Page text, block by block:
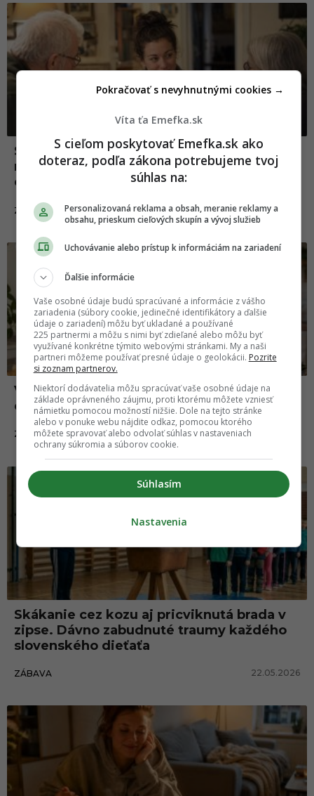
Situácie, pri ktorých sa z návštevy u
rodičov stane malý psychologický
experiment
ZÁBAVA 29.05.2026
Veci, ktoré sme si ako deti mysleli o
dospelosti a realita bola úplne inde
ZÁBAVA
Skákanie cez kozu aj pricviknutá brada v
zipse. Dávno zabudnuté traumy každého
slovenského dieťaťa
ZÁBAVA 22.05.2026
Víta ťa Emefka.sk
S cieľom poskytovať Emefka.sk ako
doteraz, podľa zákona potrebujeme tvoj
súhlas na:
Personalizovaná reklama a obsah, meranie reklamy a
obsahu, prieskum cieľových skupín a vývoj služieb
Uchovávanie alebo prístup k informáciám na zariadení
Ďalšie informácie
Vaše osobné údaje budú spracúvané a informácie z vášho
zariadenia (súbory cookie, jedinečné identifikátory a ďalšie
údaje o zariadení) môžu byť ukladané a používané
225 partnermi a môžu s nimi byť zdieľané alebo môžu byť
využívané konkrétne týmito webovými stránkami. My a naši
partneri môžeme používať presné údaje o geolokácii. Pozrite
si zoznam partnerov.
Niektorí dodávatelia môžu spracúvať vaše osobné údaje na
základe oprávneného záujmu, proti ktorému môžete vzniesť
námietku pomocou možností nižšie. Dole na tejto stránke
alebo v ponuke webu nájdite odkaz, pomocou ktorého
môžete spravovať alebo odvolať súhlas v nastaveniach
ochrany súkromia a súborov cookie.
Súhlasím
Pokračovať s nevyhnutnými cookies →
Nastavenia